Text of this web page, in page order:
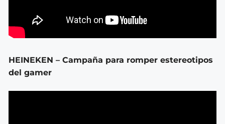
HEINEKEN – Campaña para romper estereotipos
del gamer